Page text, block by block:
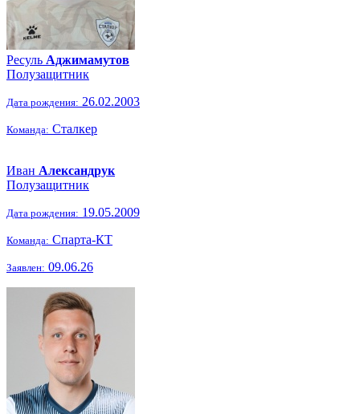
Ресуль Аджимамутов
Полузащитник
Дата рождения: 26.02.2003
Команда: Сталкер
Иван Александрук
Полузащитник
Дата рождения: 19.05.2009
Команда: Спарта-КТ
Заявлен: 09.06.26